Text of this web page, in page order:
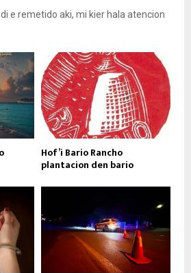
e remetido aki, mi kier hala atencion
Hof’i Bario Rancho
plantacion den bario